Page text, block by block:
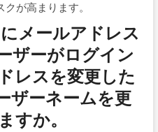
が高まります。
メールアドレス
ザーがログイン
レスを変更した
ザーネームを更
すか。